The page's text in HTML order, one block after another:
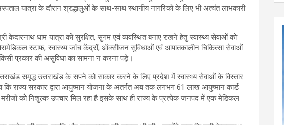
यात्रा के दौरान श्रद्धालुओं के साथ-साथ स्थानीय नागरिकों के लिए भी अत्यंत लाभकारी
केदारनाथ धाम यात्रा को सुरक्षित, सुगम एवं व्यवस्थित बनाए रखने हेतु स्वास्थ्य सेवाओं को
पैरामेडिकल स्टाफ, स्वास्थ्य जांच केंद्रों, ऑक्सीजन सुविधाओं एवं आपातकालीन चिकित्सा सेवाओं
प्रकार की असुविधा का सामना न करना पड़े।
समृद्ध उत्तराखंड के सपने को साकार करने के लिए प्रदेश में स्वास्थ्य सेवाओं के विस्तार
कि राज्य सरकार द्वारा आयुष्मान योजना के अंतर्गत अब तक लगभग 61 लाख आयुष्मान कार्ड
को निशुल्क उपचार मिल रहा है इसके साथ ही राज्य के प्रत्येक जनपद में एक मेडिकल